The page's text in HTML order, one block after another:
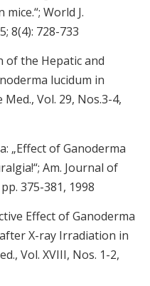
World J.
8(4): 728-733
of the Hepatic and
lucidum in
Med., Vol. 29, Nos.3-4,
„Effect of Ganoderma
Am. Journal of
375-381, 1998
Effect of Ganoderma
after X-ray Irradiation in
Vol. XVIII, Nos. 1-2,